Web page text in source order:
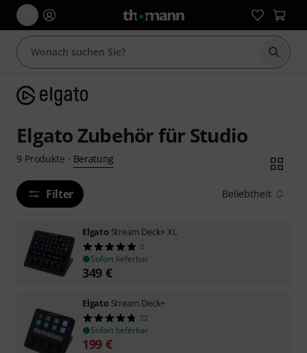
Suche
Elgato Zubehör für Studio
9 Produkte · Beratung
Filter Beliebtheit
Elgato Stream Deck+ XL
2
Sofort lieferbar
349 €
Elgato Stream Deck+
22
Sofort lieferbar
199 €